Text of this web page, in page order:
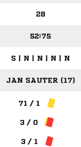
28
52:75
S | N | N | N | N
JAN SAUTER (17)
71 / 1
3 / 0
3 / 1